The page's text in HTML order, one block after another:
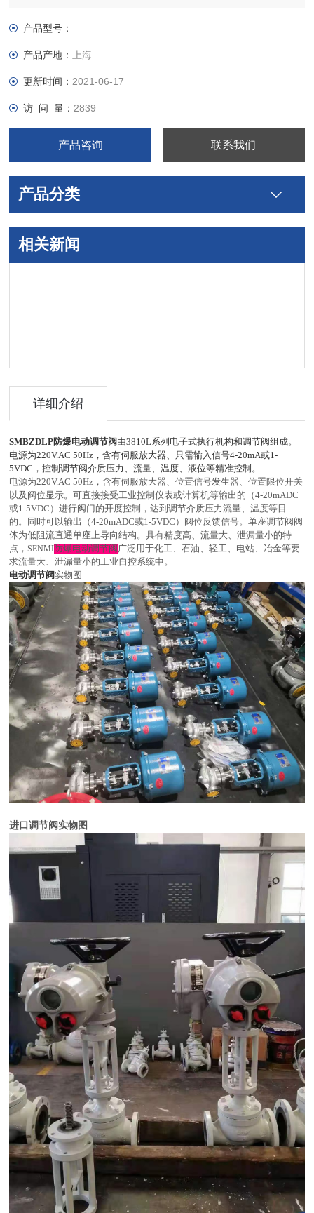
产品型号：
产品产地： 上海
更新时间： 2021-06-17
访 问 量： 2839
产品咨询 联系我们
产品分类
相关新闻
详细介绍
SMBZDLP防爆电动调节阀 由3810L系列电子式执行机构和调节阀组成。
电源为220V.AC 50Hz ，含有伺服放大器、只需输入信号4-20mA或1-
5VDC ，控制调节阀介质压力、流量、温度、液位等精准控制。
电源为220V.AC 50Hz ，含有伺服放大器、位置信号发生器、位置限位开关
以及阀位显示。可直接接受工业控制仪表或计算机等输出的（4-20mADC
或1-5VDC ）进行阀门的开度控制，达到调节介质压力流量、温度等目
的。同时可以输出（4-20mADC或1-5VDC ）阀位反馈信号。单座调节阀阀
体为低阻流直通单座上导向结构。具有精度高、流量大、泄漏量小的特
点，SENMI防爆电动调节阀广泛用于化工、石油、轻工、电站、冶金等要
求流量大、泄漏量小的工业自控系统中。
电动调节阀实物图
进口调节阀实物图